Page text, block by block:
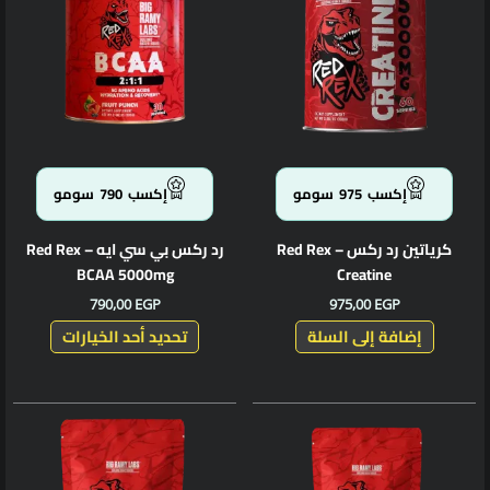
إكسب 975 سومو
كرياتين رد ركس – Red Rex
Creatine
975,00EGP
إضافة إلى السلة
إكسب 790 سومو
رد ركس بي سي ايه – Red Rex
BCAA 5000mg
790,00EGP
تحديد أحد الخيارات
صفحة
المنتج